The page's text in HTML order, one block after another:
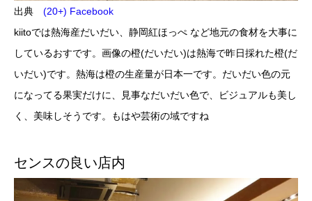
出典 (20+) Facebook
kiitoでは熱海産だいだい、静岡紅ほっぺ など地元の食材を大事に
しているおすです。画像の橙(だいだい)は熱海で昨日採れた橙(だ
いだい)です。熱海は橙の生産量が日本一です。だいだい色の元
になってる果実だけに、見事なだいだい色で、ビジュアルも美し
く、美味しそうです。もはや芸術の域ですね
センスの良い店内